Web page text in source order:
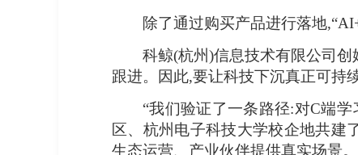
除了通过购买产品进行落地
科鲸(杭州)信息技术有限公司
跟进。因此,要让科技下沉真正可持
“我们验证了一条路径:对C端
区、杭州电子科技大学校企地共建
生态运营、产业伙伴提供真实场景